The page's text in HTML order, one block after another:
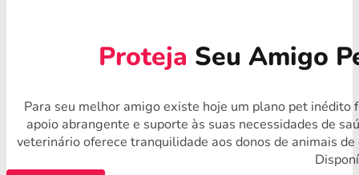
Proteja Seu Amigo
Para seu melhor amigo existe hoje um plano pet
apoio abrangente e suporte às suas necessidades de
veterinário oferece tranquilidade aos donos de animais